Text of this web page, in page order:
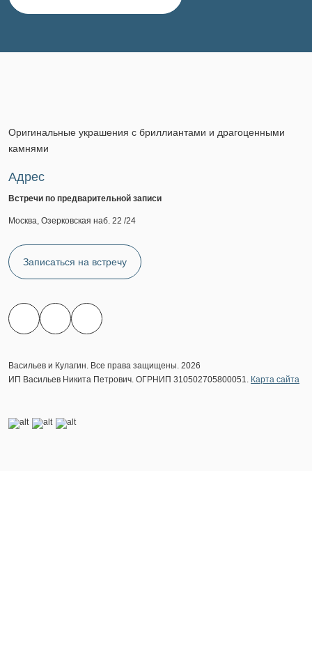
Оригинальные украшения с бриллиантами и драгоценными
камнями
Адрес
Встречи по предварительной записи
Москва, Озерковская наб. 22 /24
Записаться на встречу
Васильев и Кулагин. Все права защищены. 2026
ИП Васильев Никита Петрович. ОГРНИП 310502705800051. Карта сайта